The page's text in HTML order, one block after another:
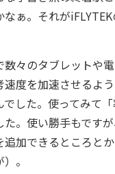
ぁ。それがiFLYTEK
々のタブレットや
速度を加速させるよ
した。使ってみて
た。使い勝手もです
追加できるところと
。